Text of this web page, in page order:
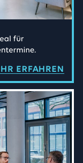
für
ERFAHREN